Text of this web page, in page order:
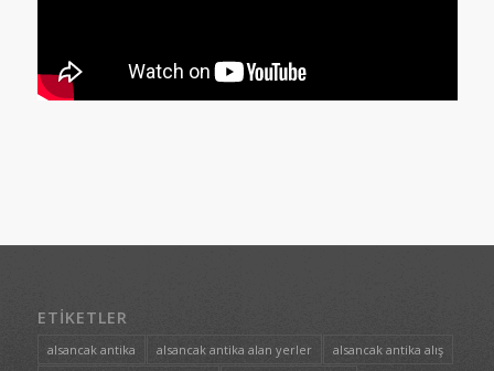
ETIKETLER
alsancak antika alsancak antika alan yerler
alsancak antika alış